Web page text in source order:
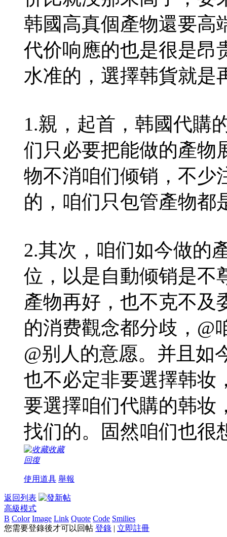
韩國高真個產物還要高
代价响應的也是很是昂
水准的，選擇韩貨就是
1.親，起首，韩國代購
们只必要把能做的產物
物不消咱们倾销，不少
的，咱们只包管產物都
2.其次，咱们如今做的
位，以是自動倾销是不
產物再好，也不克不及
的消费觀念都分歧，@
@别人的意愿。并且如
也不必定非要選擇韩妆
要選擇咱们代購的韩妆
找们的。固然咱们也很
收藏
回復
使用道具 舉報
返回列表
高級模式
B Color Image Link Quote Code Smilies
您需要登錄後才可以回帖 登錄 | 立即註冊